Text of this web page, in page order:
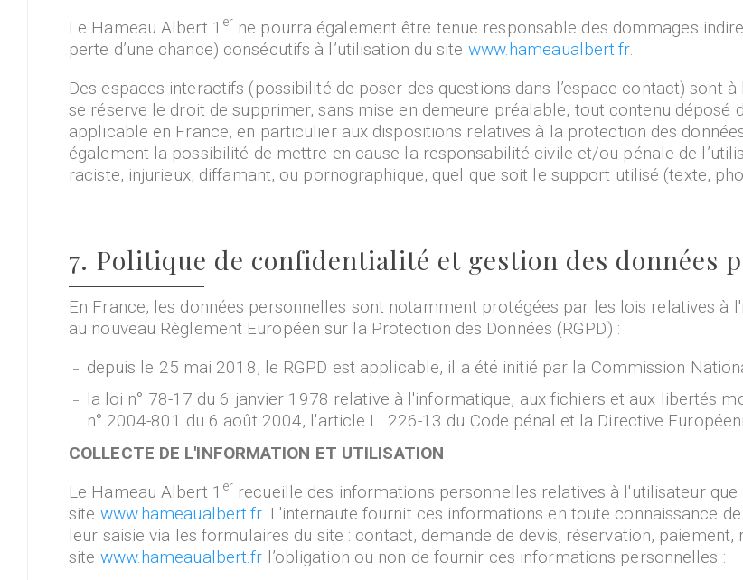
Le Hameau Albert 1 er ne pourra également être tenue responsable des dommages
perte d’une chance) consécutifs à l’utilisation du site www.hameaualbert.fr.
Des espaces interactifs (possibilité de poser des questions dans l’espace contact) sont
se réserve le droit de supprimer, sans mise en demeure préalable, tout contenu déposé
applicable en France, en particulier aux dispositions relatives à la protection des
également la possibilité de mettre en cause la responsabilité civile et/ou pénale de
raciste, injurieux, diffamant, ou pornographique, quel que soit le support utilisé (texte,
7. Politique de confidentialité et gestion des données
En France, les données personnelles sont notamment protégées par les lois relatives à
au nouveau Règlement Européen sur la Protection des Données (RGPD) :
depuis le 25 mai 2018, le RGPD est applicable, il a été initié par la Commission
la loi n° 78-17 du 6 janvier 1978 relative à l'informatique, aux fichiers et aux libertés
n° 2004-801 du 6 août 2004, l'article L. 226-13 du Code pénal et la Directive
COLLECTE DE L'INFORMATION ET UTILISATION
Le Hameau Albert 1 er recueille des informations personnelles relatives à l'utilisateur
site www.hameaualbert.fr. L'internaute fournit ces informations en toute connaissance
leur saisie via les formulaires du site : contact, demande de devis, réservation,
site www.hameaualbert.fr l’obligation ou non de fournir ces informations personnelles :